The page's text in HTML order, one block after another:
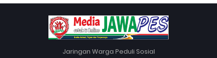
Jaringan Warga Peduli Sosial